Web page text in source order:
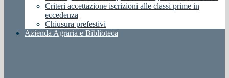
Criteri accettazione iscrizioni alle classi prime in
eccedenza
Chiusura prefestivi
Azienda Agraria e Biblioteca